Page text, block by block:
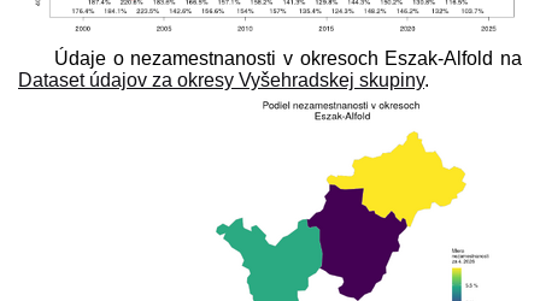
Údaje o nezamestnanosti v okresoch Eszak-Alfold na
Dataset údajov za okresy Vyšehradskej skupiny.